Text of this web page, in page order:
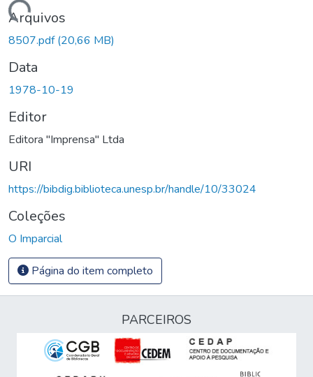
Carregando...
Arquivos
8507.pdf(20,66 MB)
Data
1978-10-19
Editor
Editora "Imprensa" Ltda
URI
https://bibdig.biblioteca.unesp.br/handle/10/33024
Coleções
O Imparcial
Página do item completo
PARCEIROS